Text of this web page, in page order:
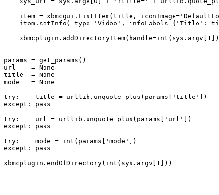
item = xbmcgui.ListItem(title,
item.setInfo( type='Video', infoLabels={'Title':
params = get_params()
url    = None
title  = None
mode   = None
try:    title = urllib.unquote_plus(params['title'])
except: pass
try:    url = urllib.unquote_plus(params['url'])
except: pass
try:    mode = int(params['mode'])
except: pass